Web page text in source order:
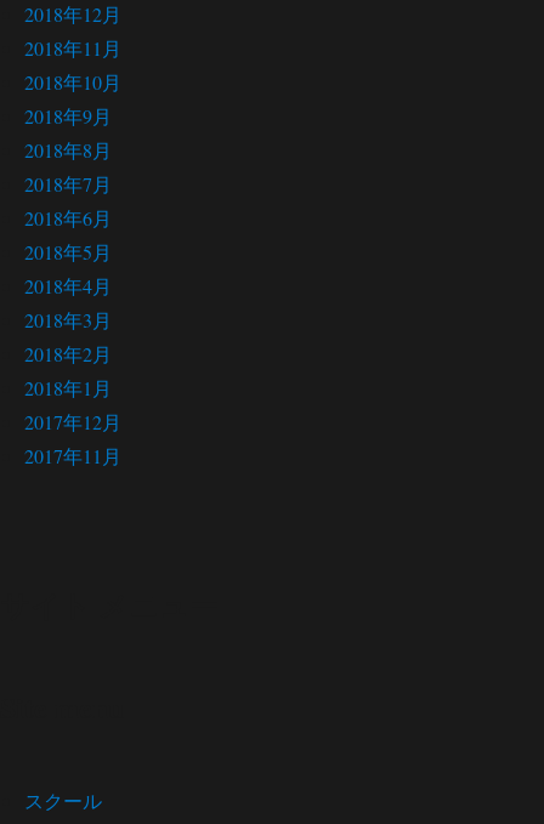
2018年12月
2018年11月
2018年10月
2018年9月
2018年8月
2018年7月
2018年6月
2018年5月
2018年4月
2018年3月
2018年2月
2018年1月
2017年12月
2017年11月
スクール